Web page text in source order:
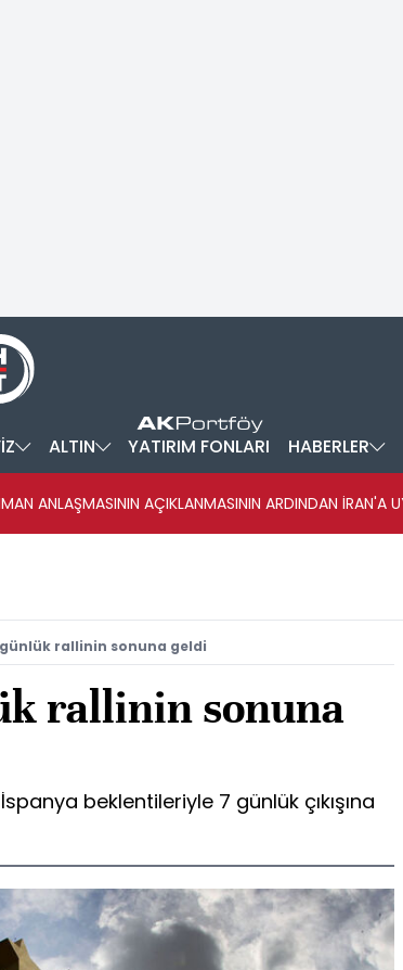
ALTIN YATIRIM FONLARI HABERLER
ANLAŞMASININ AÇIKLANMASININ ARDINDAN İRAN'A
günlük rallinin sonuna geldi
rallinin sonuna
beklentileriyle 7 günlük çıkışına